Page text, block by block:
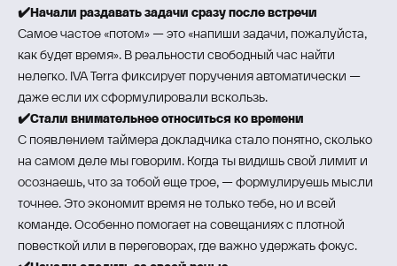
✔️Начали раздавать задачи сразу после встречи
Самое частое «потом» — это «напиши задачи, пожалуйста,
как будет время». В реальности свободный час найти
нелегко. IVA Terra фиксирует поручения автоматически —
даже если их сформулировали вскользь.
✔️Стали внимательнее относиться ко времени
С появлением таймера докладчика стало понятно, сколько
на самом деле мы говорим. Когда ты видишь свой лимит и
осознаешь, что за тобой еще трое, — формулируешь мысли
точнее. Это экономит время не только тебе, но и всей
команде. Особенно помогает на совещаниях с плотной
повесткой или в переговорах, где важно удержать фокус.